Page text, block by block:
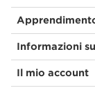
Informazioni
Il mio account